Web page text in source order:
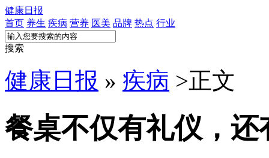
健康日报
首页 养生 疾病 营养 医美 品牌 热点 行业
搜索
健康日报 » 疾病 >正文
餐桌不仅有礼仪，